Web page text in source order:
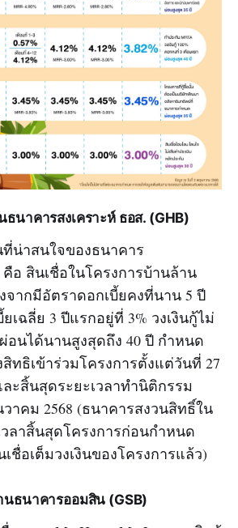
ธนาคารสงเคราะห์ธอส. (GHB)
น่าสนใจของธนาคาร
คือ สินเชื่อในโครงการบ้านล้าน
จากมีอัตราดอกเบี้ยคงที่นาน 5 ปี
เฉลี่ย 3 ปีแรกอยู่ที่ 3% วงเงินกู้ไม่
อนได้นานสูงสุดถึง 40 ปี กำหนด
สิทธิเข้าร่วมโครงการตั้งแต่วันที่ 27
ะสิ้นสุดระยะเวลาทำนิติกรรม
าคม 2568 (ธนาคารสงวนสิทธิ์ใน
ลาสิ้นสุดโครงการก่อนกำหนด
ชื่อเต็มวงเงินของโครงการแล้ว)
นธนาคารออมสิน (GSB)